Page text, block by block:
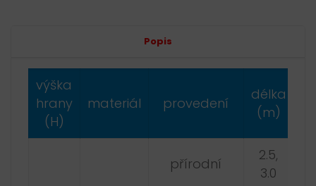
Popis
výška
hrany
(H)
materiál provedení
délka
(m)
přírodní
2.5,
3.0